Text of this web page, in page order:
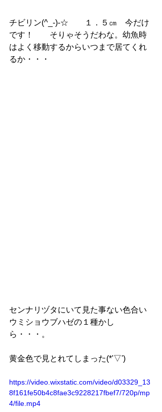
チビリン(^_-)-☆　　１．５㎝　今だけ
です！　　そりゃそうだわな。幼魚時
はよく移動するからいつまで居てくれ
るか・・・
センナリヅタにいて見た事ない色合い
ウミショウブハゼの１種かし
ら・・・。
黄金色で見とれてしまった(*'▽')
https://video.wixstatic.com/video/d03329_13
8f161fe50b4c8fae3c9228217fbef7/720p/mp
4/file.mp4